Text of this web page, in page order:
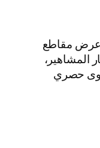
مقاطع
المشاهير،
حصري